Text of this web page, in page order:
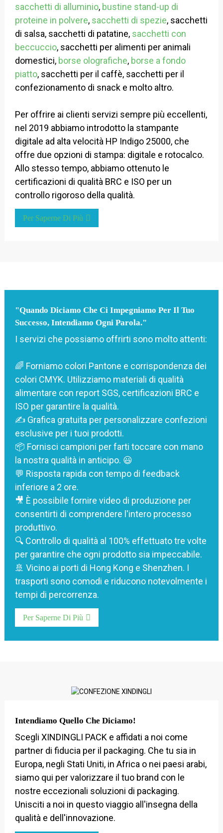
sacchetti di alluminio, bustine stand-up di
proteine ​​in polvere, sacchetti di spezie, sacchetti
di salsa, sacchetti di patatine, sacchetti con
beccuccio, sacchetti per alimenti per animali
domestici, borse olografiche, borse a fondo
piatto, sacchetti per il caffè, sacchetti per il
confezionamento di snack e molto altro.
Per offrire ai clienti servizi sempre più eccellenti,
nel 2019 abbiamo introdotto la stampante
digitale ad alta velocità HP Indigo 25000, che
offre due opzioni di stampa: digitale e rotocalco.
Allo stesso tempo, abbiamo ottenuto le
certificazioni di qualità BRC e ISO per un
controllo rigoroso della qualità.
Per Saperne Di Più
"Quando Diciamo Che Ci Impegniamo Per Il Tuo
Successo, Intendiamo Ogni Parola."
I servizi che possiamo offrirti sono molto attenti:
🌈 Forniamo colori Pantone e corrispondenza dei
colori CMYK. Utilizziamo materiali di qualità
alimentare con report SGS, certificazioni BRC e
ISO per garantire la qualità.
✍️ Grafica gratuita per personalizzare confezioni
esclusive per i tuoi prodotti.
📦 Fornisci campioni per farti toccare con mano
la nostra qualità in anticipo. 😃
💬 Risposta rapida con tempo di feedback
inferiore a 2 ore.
🎥 È possibile fornire video di produzione per
consentirti di comprendere l'intero processo
produttivo.
🔍 Controllo di qualità al 100% effettuato tre volte
per garantire che ogni prodotto sia impeccabile.
🚢 Vicino ai porti di Hong Kong e Shenzhen. I
trasporti sono comodi e riducono notevolmente i
tempi di percorrenza.
Per Saperne Di Più
Intendiamo Quello Che Diciamo!
Scegli XINDINGLI PACK e affidati a noi come
partner di fiducia per il packaging. Che tu sia in
Europa, negli Stati Uniti, in Africa o nei paesi arabi,
siamo qui per valorizzare il tuo brand con le
nostre eccezionali soluzioni di packaging.
Unisciti a noi in questo viaggio all'insegna della
qualità e dell'innovazione.